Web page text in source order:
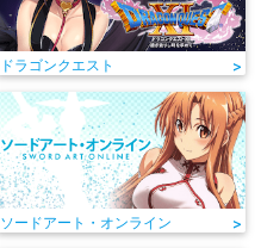
ドラゴンクエスト >
ソードアート・オンライン >